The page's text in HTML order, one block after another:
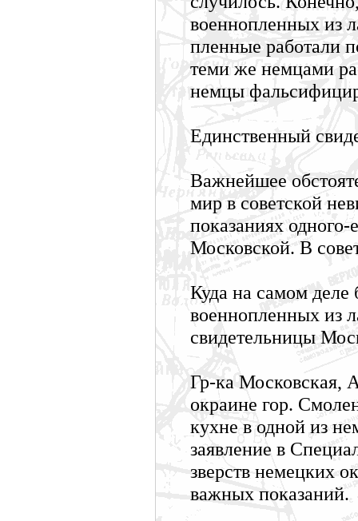
военнопленных из
пленные работали
теми же немцами
немцы
Единственный
Важнейшее
мир в советской
показаниях одного-
Московской. В
Куда на самом деле
военнопленных из
свидетельницы
Гр-ка Московская,
окраине гор.
кухне в одной из
заявление в
зверств немецких
важных показаний.